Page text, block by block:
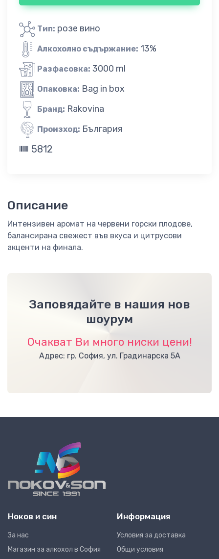
Тип: розе вино
Алкохолно съдържание: 13%
Разфасовка: 3000 ml
Опаковка: Bag in box
Бранд: Rakovina
Произход: България
5812
Описание
Интензивен аромат на червени горски плодове,
балансирана свежест във вкуса и цитрусови
акценти на финала.
Заповядайте в нашия нов
шоурум
Очакват Ви много ниски цени!
Адрес: гр. София, ул. Градинарска 5А
Ноков и син
За нас
Магазин за алкохол в София
Информация
Условия за доставка
Общи условия